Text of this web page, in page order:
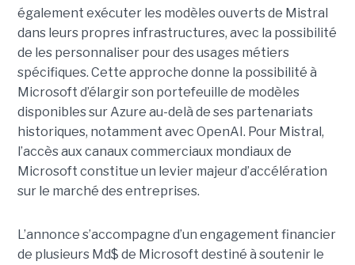
également exécuter les modèles ouverts de Mistral
dans leurs propres infrastructures, avec la possibilité
de les personnaliser pour des usages métiers
spécifiques. Cette approche donne la possibilité à
Microsoft d’élargir son portefeuille de modèles
disponibles sur Azure au-delà de ses partenariats
historiques, notamment avec OpenAI. Pour Mistral,
l’accès aux canaux commerciaux mondiaux de
Microsoft constitue un levier majeur d’accélération
sur le marché des entreprises.
L’annonce s’accompagne d’un engagement financier
de plusieurs Md$ de Microsoft destiné à soutenir le